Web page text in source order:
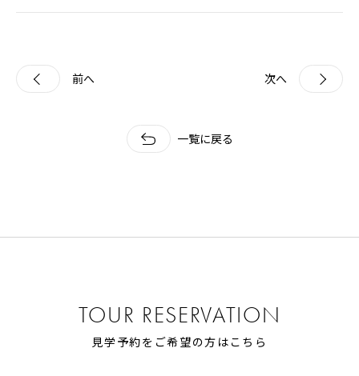
コラム
お問い合わせ
前へ
一覧に戻る
次へ
TOUR RESERVATION
見学予約をご希望の方はこちら